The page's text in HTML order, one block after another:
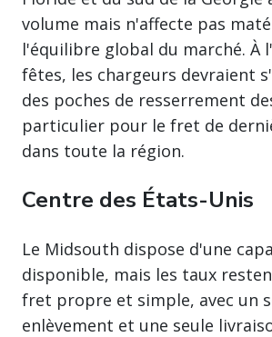
volume mais n'affecte pas
l'équilibre global du marché. À
fêtes, les chargeurs devraient
des poches de resserrement
particulier pour le fret de
dans toute la région.
Centre des États-Unis
Le Midsouth dispose d'une
disponible, mais les taux
fret propre et simple, avec un
enlèvement et une seule